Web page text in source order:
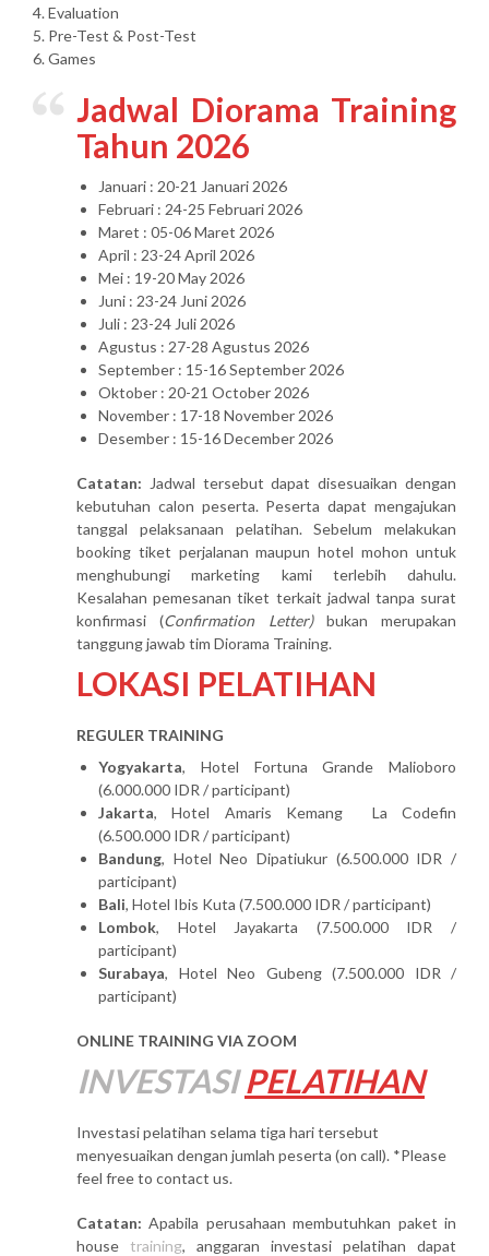
4. Evaluation
5. Pre-Test & Post-Test
6. Games
Jadwal Diorama Training
Tahun 2026
Januari : 20-21 Januari 2026
Februari : 24-25 Februari 2026
Maret : 05-06 Maret 2026
April : 23-24 April 2026
Mei : 19-20 May 2026
Juni : 23-24 Juni 2026
Juli : 23-24 Juli 2026
Agustus : 27-28 Agustus 2026
September : 15-16 September 2026
Oktober : 20-21 October 2026
November : 17-18 November 2026
Desember : 15-16 December 2026
Catatan: Jadwal tersebut dapat disesuaikan dengan
kebutuhan calon peserta. Peserta dapat mengajukan
tanggal pelaksanaan pelatihan. Sebelum melakukan
booking tiket perjalanan maupun hotel mohon untuk
menghubungi marketing kami terlebih dahulu.
Kesalahan pemesanan tiket terkait jadwal tanpa surat
konfirmasi (Confirmation Letter)bukan merupakan
tanggung jawab tim Diorama Training.
LOKASI PELATIHAN
REGULER TRAINING
Yogyakarta, Hotel Fortuna Grande Malioboro
(6.000.000 IDR / participant)
Jakarta, Hotel Amaris Kemang La Codefin
(6.500.000 IDR / participant)
Bandung, Hotel Neo Dipatiukur (6.500.000 IDR /
participant)
Bali, Hotel Ibis Kuta (7.500.000 IDR / participant)
Lombok, Hotel Jayakarta (7.500.000 IDR /
participant)
Surabaya, Hotel Neo Gubeng (7.500.000 IDR /
participant)
ONLINE TRAINING VIA ZOOM
INVESTASI PELATIHAN
Investasi pelatihan selama tiga hari tersebut
menyesuaikan dengan jumlah peserta (on call). *Please
feel free to contact us.
Catatan: Apabila perusahaan membutuhkan paket in
house training, anggaran investasi pelatihan dapat